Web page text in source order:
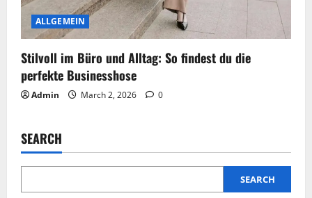
ALLGEMEIN
Stilvoll im Büro und Alltag: So findest du die
perfekte Businesshose
Admin March 2, 2026 0
SEARCH
SEARCH